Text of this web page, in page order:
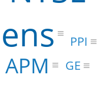
АРМ GE
PPI